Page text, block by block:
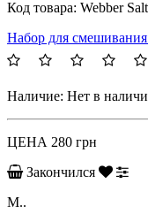
Код товара: Webber
Набор для
Наличие: Нет в
ЦЕНА 280 грн
Закончился
M..